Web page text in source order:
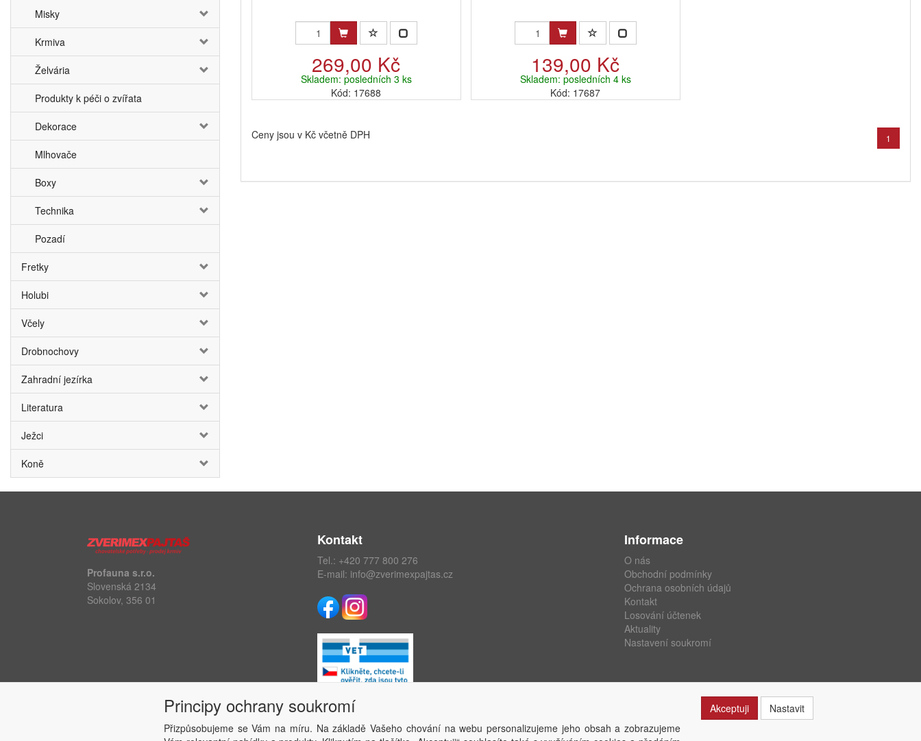
Misky
Krmiva
Želvária
Produkty k péči o zvířata
Dekorace
Mlhovače
Boxy
Technika
Pozadí
Fretky
Holubi
Včely
Drobnochovy
Zahradní jezírka
Literatura
Ježci
Koně
269,00 Kč
Skladem: posledních 3 ks
Kód: 17688
139,00 Kč
Skladem: posledních 4 ks
Kód: 17687
Ceny jsou v Kč včetně DPH 1
Profauna s.r.o.
Slovenská 2134
Sokolov, 356 01
Kontakt
Tel.: +420 777 800 276
E-mail: info@zverimexpajtas.cz
Informace
O nás
Obchodní podmínky
Ochrana osobních údajů
Kontakt
Losování účtenek
Aktuality
Nastavení soukromí
Principy ochrany soukromí
Přizpůsobujeme se Vám na míru. Na základě Vašeho chování na webu personalizujeme jeho obsah a zobrazujeme
Akceptuji Nastavit